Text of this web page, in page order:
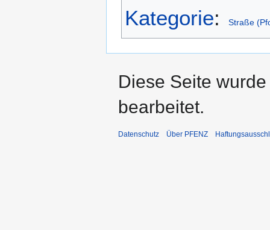
Kategorie: Straße
Diese Seite
bearbeitet.
Datenschutz Über PFENZ